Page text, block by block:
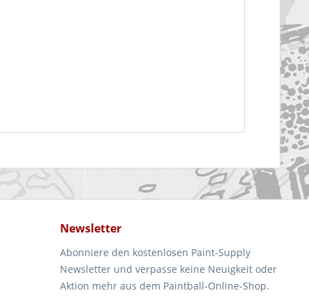
Newsletter
Abonniere den kostenlosen Paint-Supply
Newsletter und verpasse keine Neuigkeit oder
Aktion mehr aus dem Paintball-Online-Shop.